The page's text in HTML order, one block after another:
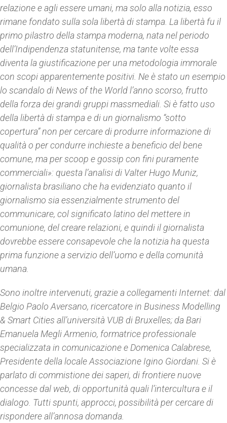
relazione e agli essere umani, ma solo alla notizia, esso
rimane fondato sulla sola libertà di stampa. La libertà fu il
primo pilastro della stampa moderna, nata nel periodo
dell’Indipendenza statunitense, ma tante volte essa
diventa la giustificazione per una metodologia immorale
con scopi apparentemente positivi. Ne è stato un esempio
lo scandalo di News of the Worldl’anno scorso, frutto
della forza dei grandi gruppi massmediali. Si è fatto uso
della libertà di stampa e di un giornalismo “sotto
copertura” non per cercare di produrre informazione di
qualità o per condurre inchieste a beneficio del bene
comune, ma per scoop e gossip con fini puramente
commerciali»: questa l’analisi di Valter Hugo Muniz,
giornalista brasiliano che ha evidenziato quanto il
giornalismo sia essenzialmente strumento del
communicare, col significato latino del mettere in
comunione, del creare relazioni, e quindi il giornalista
dovrebbe essere consapevole che la notizia ha questa
prima funzione a servizio dell’uomo e della comunità
umana.
Sono inoltre intervenuti, grazie a collegamenti Internet: dal
Belgio Paolo Aversano, ricercatore in Business Modelling
& Smart Cities all’università VUB di Bruxelles; da Bari
Emanuela Megli Armenio, formatrice professionale
specializzata in comunicazione e Domenica Calabrese,
Presidente della locale Associazione Igino Giordani. Si è
parlato di commistione dei saperi, di frontiere nuove
concesse dal web, di opportunità quali l’intercultura e il
dialogo. Tutti spunti, approcci, possibilità per cercare di
rispondere all’annosa domanda.